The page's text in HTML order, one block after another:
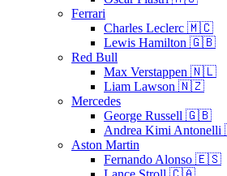
Ferrari
Charles Leclerc 🇲🇨
Lewis Hamilton 🇬🇧
Red Bull
Max Verstappen 🇳🇱
Liam Lawson 🇳🇿
Mercedes
George Russell 🇬🇧
Andrea Kimi
Aston Martin
Fernando Alonso 🇪🇸